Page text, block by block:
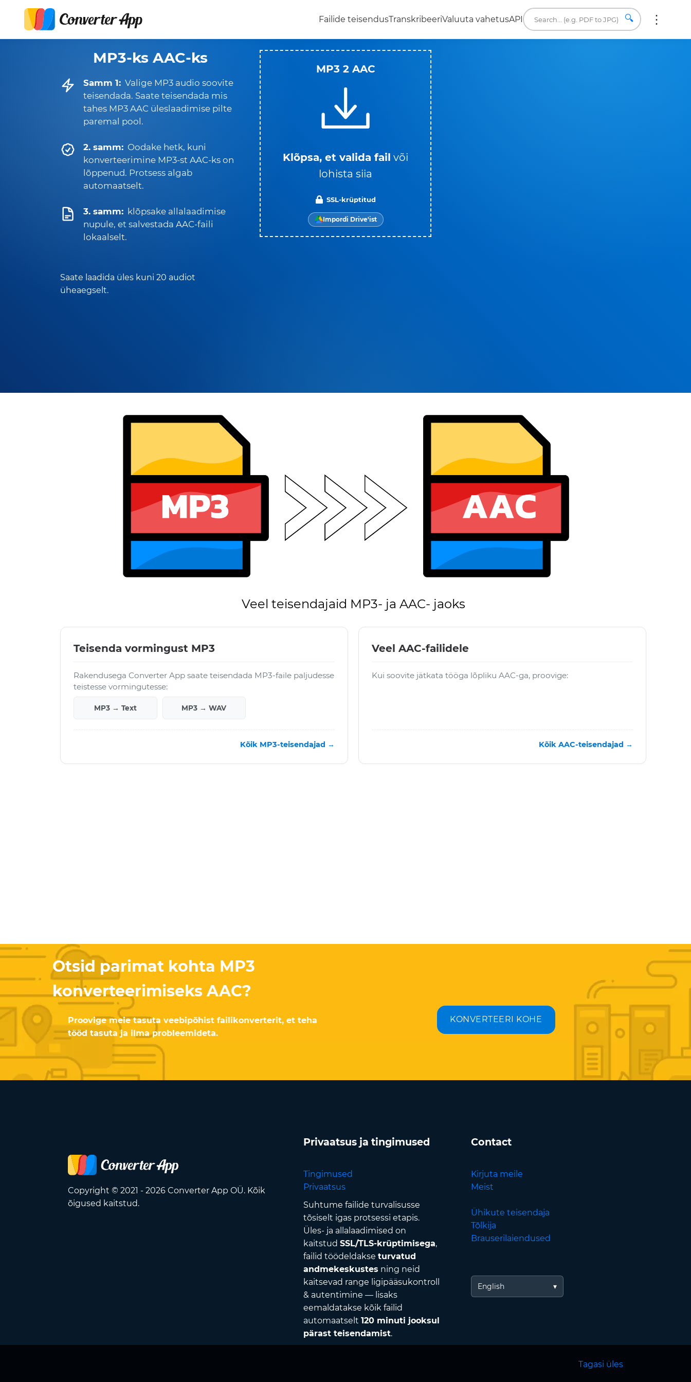
Failide teisendusTranskribeeriValuuta vahetusAPI 🔍
MP3-ks AAC-ks
Samm 1: Valige MP3 audio soovite
teisendada. Saate teisendada mis
tahes MP3 AAC üleslaadimise pilte
paremal pool.
2. samm: Oodake hetk, kuni
konverteerimine MP3-st AAC-ks on
lõppenud. Protsess algab
automaatselt.
3. samm: klõpsake allalaadimise
nupule, et salvestada AAC-faili
lokaalselt.
Saate laadida üles kuni 20 audiot
üheaegselt.
MP3 2 AAC
Klõpsa, et valida fail või
lohista siia
SSL-krüptitud
Impordi Drive'ist
Veel teisendajaid MP3- ja AAC- jaoks
Teisenda vormingust MP3
Rakendusega Converter App saate teisendada MP3-faile paljudesse
teistesse vormingutesse:
MP3 → Text MP3 → WAV
Kõik MP3-teisendajad →
Veel AAC-failidele
Kui soovite jätkata tööga lõpliku AAC-ga, proovige:
Kõik AAC-teisendajad →
Otsid parimat kohta MP3
konverteerimiseks AAC?
Proovige meie tasuta veebipõhist failikonverterit, et teha
tööd tasuta ja ilma probleemideta.
KONVERTEERI KOHE
Copyright © 2021 - 2026 Converter App OÜ. Kõik
õigused kaitstud.
Privaatsus ja tingimused
Tingimused
Privaatsus
Suhtume failide turvalisusse
tõsiselt igas protsessi etapis.
Üles- ja allalaadimised on
kaitstud SSL/TLS-krüptimisega,
failid töödeldakse turvatud
andmekeskustes ning neid
kaitsevad range ligipääsukontroll
& autentimine — lisaks
eemaldatakse kõik failid
automaatselt 120 minuti jooksul
pärast teisendamist.
Contact
Kirjuta meile
Meist
Ühikute teisendaja
Tõlkija
Brauserilaiendused
English
Tagasi üles